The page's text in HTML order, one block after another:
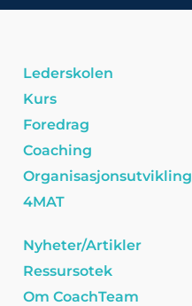
Lederskolen
Kurs
Foredrag
Coaching
Organisasjonsutvikling
4MAT
Nyheter/Artikler
Ressursotek
Om CoachTeam